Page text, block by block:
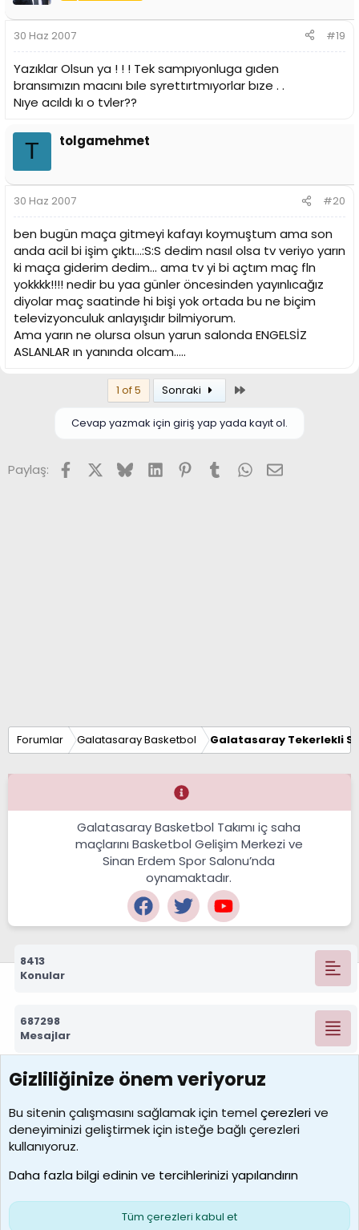
30 Haz 2007 #19
Yazıklar Olsun ya ! ! ! Tek sampıyonluga gıden
bransımızın macını bıle syrettırtmıyorlar bıze . .
Nıye acıldı kı o tvler??
T tolgamehmet
30 Haz 2007 #20
ben bugün maça gitmeyi kafayı koymuştum ama son
anda acil bi işim çıktı...:S:S dedim nasıl olsa tv veriyo yarın
ki maça giderim dedim... ama tv yi bi açtım maç fln
yokkkk!!!! nedir bu yaa günler öncesinden yayınlıcağız
diyolar maç saatinde hi bişi yok ortada bu ne biçim
televizyonculuk anlayışıdır bilmiyorum.
Ama yarın ne olursa olsun yarun salonda ENGELSİZ
ASLANLAR ın yanında olcam.....
1 of 5 Sonraki
Cevap yazmak için giriş yap yada kayıt ol.
Paylaş: FacebookX (Twitter)
BlueskyLinkedInPinterest
TumblrWhatsApp
E-posta
Forumlar Galatasaray Basketbol Galatasaray Tekerlekli
Galatasaray Basketbol Takımı iç saha
maçlarını Basketbol Gelişim Merkezi ve
Sinan Erdem Spor Salonu’nda
oynamaktadır.
8413
Konular
687298
Mesajlar
7390
Kullanıcılar
MosesBrownHayranı
Son üye
Çerezler
S
Gizliliğinize önem veriyoruz
Bu sitenin çalışmasını sağlamak için temelçerezlerive
deneyiminizi geliştirmek için isteğe bağlı çerezleri
kullanıyoruz.
Daha fazla bilgi edinin ve tercihlerinizi yapılandırın
Tüm çerezleri kabul et